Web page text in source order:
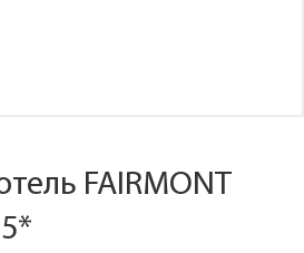
FAIRMONT